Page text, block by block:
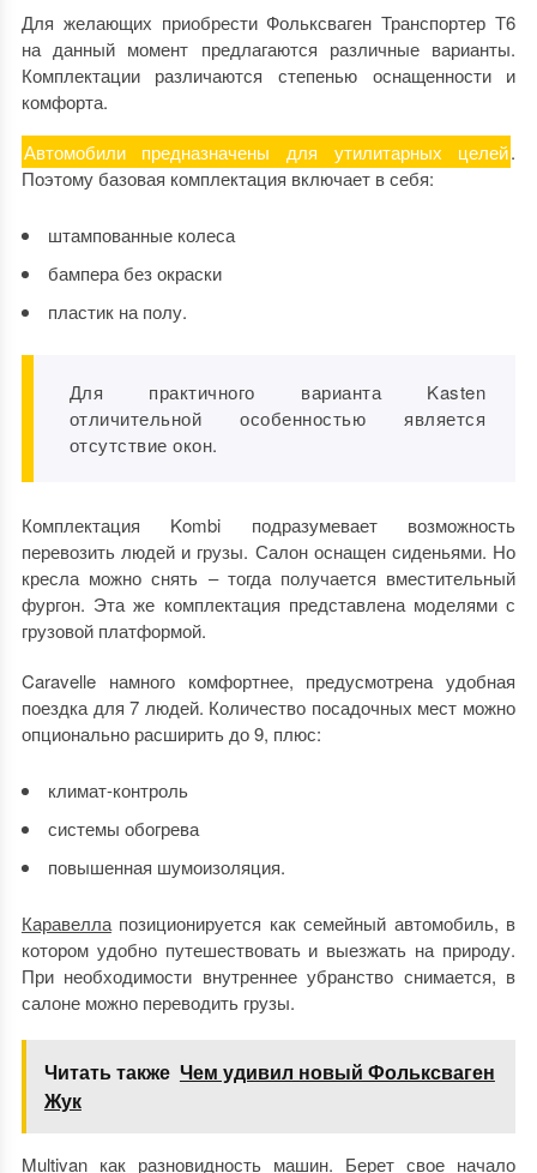
Для желающих приобрести Фольксваген Транспортер Т6
на данный момент предлагаются различные варианты.
Комплектации различаются степенью оснащенности и
комфорта.
Автомобили предназначены для утилитарных целей.
Поэтому базовая комплектация включает в себя:
штампованные колеса
бампера без окраски
пластик на полу.
Для практичного варианта Kasten
отличительной особенностью является
отсутствие окон.
Комплектация Kombi подразумевает возможность
перевозить людей и грузы. Салон оснащен сиденьями. Но
кресла можно снять – тогда получается вместительный
фургон. Эта же комплектация представлена моделями с
грузовой платформой.
Caravelle намного комфортнее, предусмотрена удобная
поездка для 7 людей. Количество посадочных мест можно
опционально расширить до 9, плюс:
климат-контроль
системы обогрева
повышенная шумоизоляция.
Каравеллапозиционируется как семейный автомобиль, в
котором удобно путешествовать и выезжать на природу.
При необходимости внутреннее убранство снимается, в
салоне можно переводить грузы.
Читать также Чем удивил новый Фольксваген
Жук
Multivan как разновидность машин. Берет свое начало